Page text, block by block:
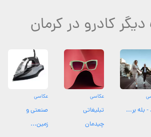
کادرو در کرمان
بله بر...
عکاسی
تبلیغاتی
چیدمان
عکاسی
صنعتی و
زمین...